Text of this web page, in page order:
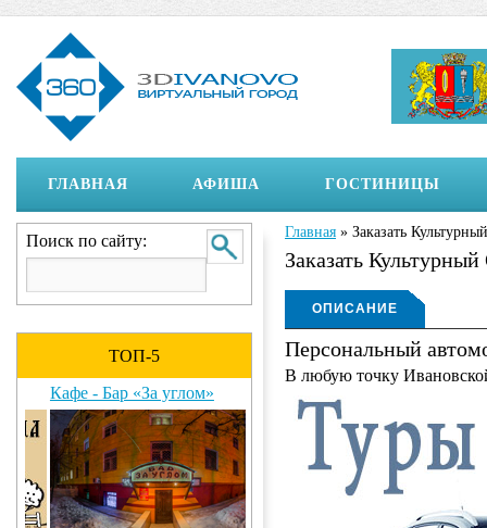
ГЛАВНАЯ АФИША ГОСТИНИЦЫ
Вы здесь
Главная » Заказать
Заказать
Отображение на
ОПИСАНИЕ
(АКТИВНАЯ
ВКЛАДКА)
Персональный
В любую точку
Поиск по сайту:
ТОП-5
Кафе - Бар «За углом»